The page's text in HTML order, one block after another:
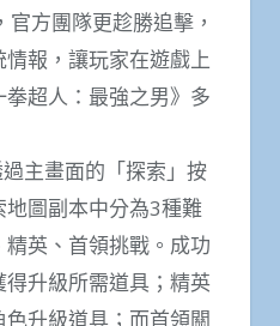
方團隊更趁勝追擊，
報，讓玩家在遊戲上
超人：最強之男》多
主畫面的「探索」按
圖副本中分為3種難
英、首領挑戰。成功
升級所需道具；精英
升級道具；而首領關